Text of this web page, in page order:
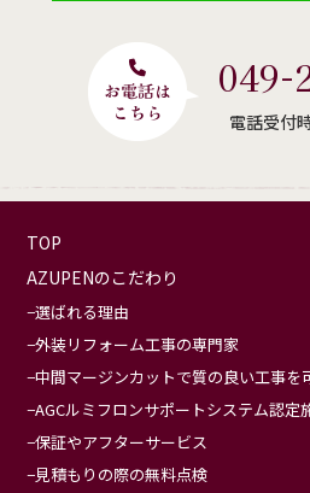
049-
電話受付
TOP
AZUPENのこだわり
選ばれる理由
外装リフォーム工事の専門家
中間マージンカットで質の良い工事を
AGCルミフロンサポートシステム認定
保証やアフターサービス
見積もりの際の無料点検